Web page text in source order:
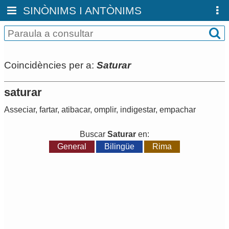
SINÒNIMS I ANTÒNIMS
Coincidències per a: Saturar
saturar
Asseciar, fartar, atibacar, omplir, indigestar, empachar
Buscar Saturar en:
General
Bilingüe Rima